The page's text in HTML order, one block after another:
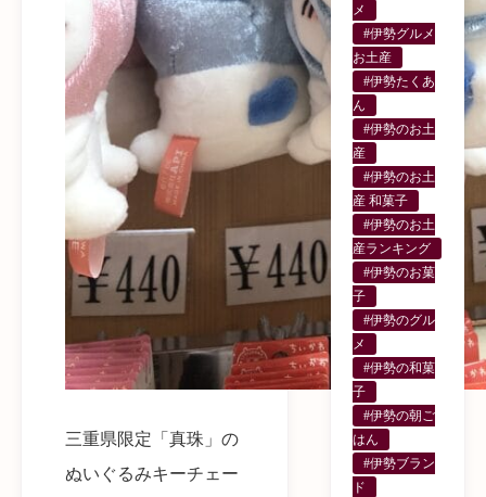
三重県限定「真珠」の
ぬいぐるみキーチェー
メ
#伊勢グルメ
お土産
#伊勢たくあ
ん
#伊勢のお土
産
#伊勢のお土
産 和菓子
#伊勢のお土
産ランキング
#伊勢のお菓
子
#伊勢のグル
メ
#伊勢の和菓
子
#伊勢の朝ご
はん
#伊勢ブラン
ド